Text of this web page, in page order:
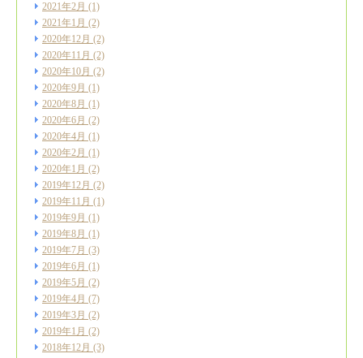
2021年2月 (1)
2021年1月 (2)
2020年12月 (2)
2020年11月 (2)
2020年10月 (2)
2020年9月 (1)
2020年8月 (1)
2020年6月 (2)
2020年4月 (1)
2020年2月 (1)
2020年1月 (2)
2019年12月 (2)
2019年11月 (1)
2019年9月 (1)
2019年8月 (1)
2019年7月 (3)
2019年6月 (1)
2019年5月 (2)
2019年4月 (7)
2019年3月 (2)
2019年1月 (2)
2018年12月 (3)